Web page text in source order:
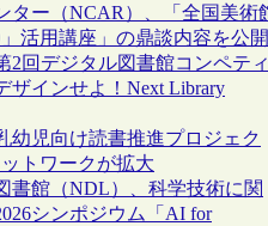
ター（NCAR）、「全国美術
活用講座」の鼎談内容を公開
2回デジタル図書館コンペティ
ザインせよ！Next Library
幼児向け読書推進プロジェク
ットワークが拡大
書館（NDL）、科学技術に関
シンポジウム「AI for